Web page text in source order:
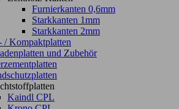
Furnierkanten 0,6mm
Starkkanten 1mm
Starkkanten 2mm
/ Kompaktplatten
und Zubehör
Kaindl CPL